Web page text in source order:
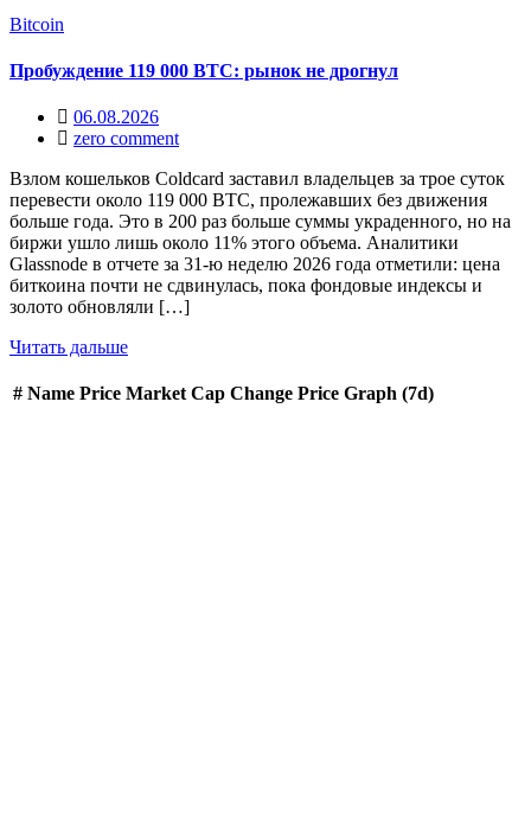
Bitcoin
Пробуждение 119 000 BTC: рынок не дрогнул
06.08.2026
zero comment
Взлом кошельков Coldcard заставил владельцев за трое суток
перевести около 119 000 BTC, пролежавших без движения
больше года. Это в 200 раз больше суммы украденного, но на
биржи ушло лишь около 11% этого объема. Аналитики
Glassnode в отчете за 31-ю неделю 2026 года отметили: цена
биткоина почти не сдвинулась, пока фондовые индексы и
золото обновляли […]
Читать дальше
# Name Price Market Cap Change Price Graph (7d)